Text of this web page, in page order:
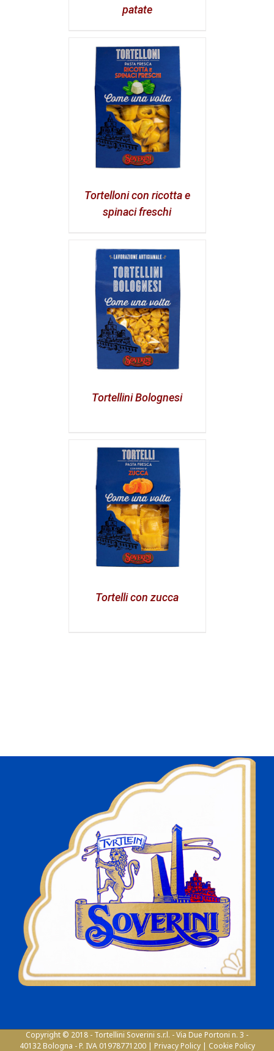
patate
Tortelloni con ricotta e
spinaci freschi
Tortellini Bolognesi
Tortelli con zucca
Copyright © 2018 - Tortellini Soverini s.r.l. - Via Due Portoni n. 3 -
40132 Bologna - P. IVA 01978771200 | Privacy Policy| Cookie Policy